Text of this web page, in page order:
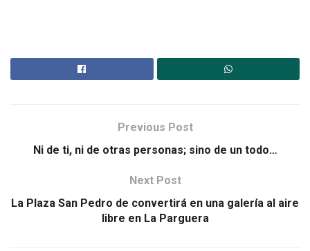
Previous Post
Ni de ti, ni de otras personas; sino de un todo…
Next Post
La Plaza San Pedro de convertirá en una galería al aire
libre en La Parguera